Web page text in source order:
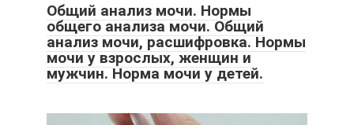
Общий анализ мочи. Нормы
общего анализа мочи. Общий
анализ мочи, расшифровка. Нормы
мочи у взрослых, женщин и
мужчин. Норма мочи у детей.